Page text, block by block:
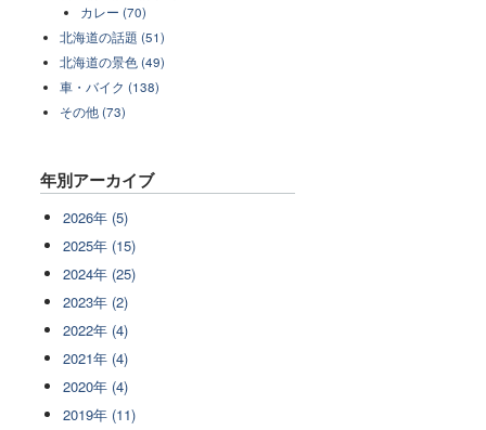
カレー (70)
北海道の話題 (51)
北海道の景色 (49)
車・バイク (138)
その他 (73)
年別アーカイブ
2026年 (5)
2025年 (15)
2024年 (25)
2023年 (2)
2022年 (4)
2021年 (4)
2020年 (4)
2019年 (11)